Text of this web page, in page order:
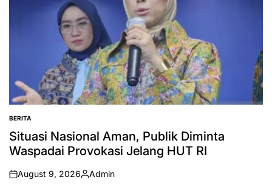
POSTED
IN
BERITA
Situasi Nasional Aman, Publik Diminta
Waspadai Provokasi Jelang HUT RI
on
August 9, 2026
Posted
Admin